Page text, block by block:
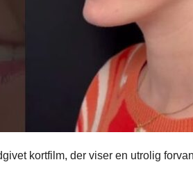
kortfilm, der viser en utrolig